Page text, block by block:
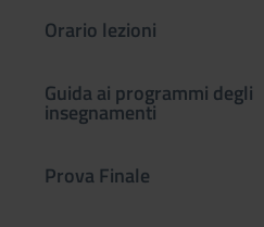
Orario lezioni
Guida ai programmi degli
insegnamenti
Prova Finale